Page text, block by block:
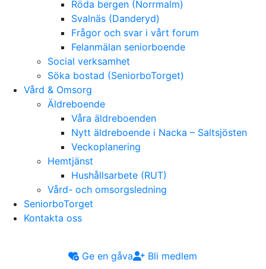
Röda bergen (Norrmalm)
Svalnäs (Danderyd)
Frågor och svar i vårt forum
Felanmälan seniorboende
Social verksamhet
Söka bostad (SeniorboTorget)
Vård & Omsorg
Äldreboende
Våra äldreboenden
Nytt äldreboende i Nacka – Saltsjösten
Veckoplanering
Hemtjänst
Hushållsarbete (RUT)
Vård- och omsorgsledning
SeniorboTorget
Kontakta oss
Ge en gåva Bli medlem